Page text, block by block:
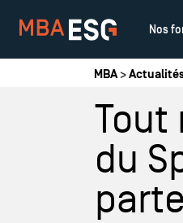
Vous êtes ici
MBA>
Tout
du
Nos